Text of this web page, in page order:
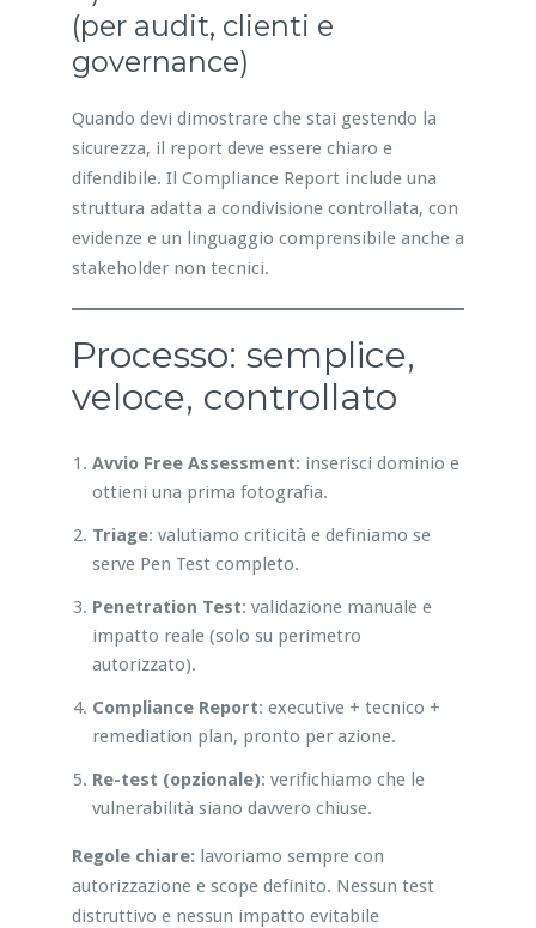
(per audit, clienti e
governance)
Quando devi dimostrare che stai gestendo la
sicurezza, il report deve essere chiaro e
difendibile. Il Compliance Report include una
struttura adatta a condivisione controllata, con
evidenze e un linguaggio comprensibile anche a
stakeholder non tecnici.
Processo: semplice,
veloce, controllato
Avvio Free Assessment: inserisci dominio e
ottieni una prima fotografia.
Triage: valutiamo criticità e definiamo se
serve Pen Test completo.
Penetration Test: validazione manuale e
impatto reale (solo su perimetro
autorizzato).
Compliance Report: executive + tecnico +
remediation plan, pronto per azione.
Re-test (opzionale): verifichiamo che le
vulnerabilità siano davvero chiuse.
Regole chiare: lavoriamo sempre con
autorizzazione e scope definito. Nessun test
distruttivo e nessun impatto evitabile